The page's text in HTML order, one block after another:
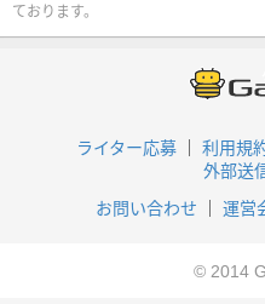
ております。
ライター応募 利用規
外部送
お問い合わせ
運営
© 2014